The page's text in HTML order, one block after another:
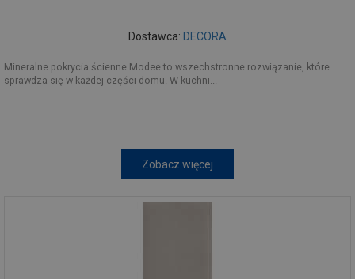
Dostawca: DECORA
Mineralne pokrycia ścienne Modee to wszechstronne rozwiązanie, które
sprawdza się w każdej części domu. W kuchni...
Zobacz więcej